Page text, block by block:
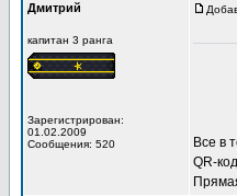
Дмитрий
капитан 3 ранга
Зарегистрирован:
01.02.2009
Сообщения: 520
Все в
QR-